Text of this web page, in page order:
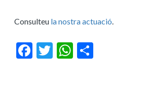
Consulteu la nostra actuació
Facebook
Twitter WhatsApp